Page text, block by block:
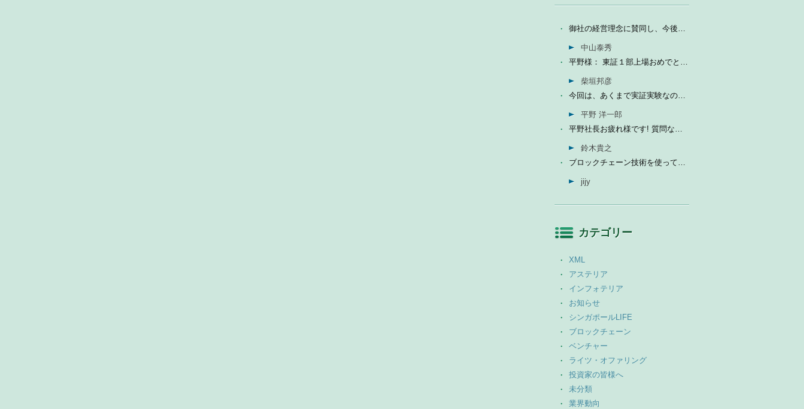
御社の経営理念に賛同し、今後の成長を期待して今日微量なが...
中山泰秀
平野様： 東証１部上場おめでとうございます。ひとえに平...
柴垣邦彦
今回は、あくまで実証実験なので、当社の売上に関しては未定...
平野 洋一郎
平野社長お疲れ様です! 質問なんですが、インフォテリアはソ...
鈴木貴之
ブロックチェーン技術を使って、現状それなりに触れる機会が...
jijy
カテゴリー
XML
アステリア
インフォテリア
お知らせ
シンガポールLIFE
ブロックチェーン
ベンチャー
ライツ・オファリング
投資家の皆様へ
未分類
業界動向